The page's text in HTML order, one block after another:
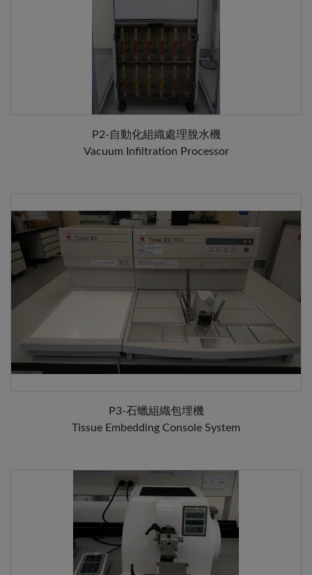
P2-自動化組織處理脫水機
Vacuum Infiltration Processor
P3-石蠟組織包埋機
Tissue Embedding Console System